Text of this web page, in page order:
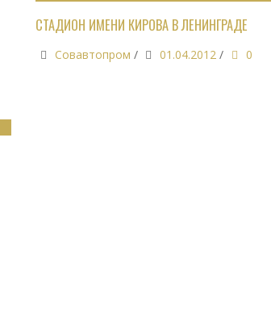
СТАДИОН ИМЕНИ КИРОВА В ЛЕНИНГРАДЕ
Совавтопром / 01.04.2012 / 0